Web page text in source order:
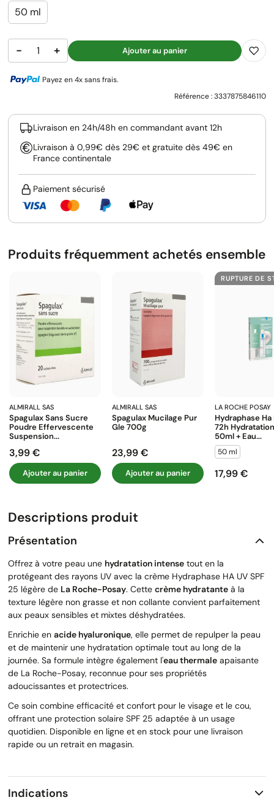
50 ml
− + Ajouter au panier
Payez en 4x sans frais.
Référence :3337875846110
Livraison en 24h/48h en commandant avant 12h
Livraison à 0,99€ dès 29€ et gratuite dès 49€ en
France continentale
Paiement sécurisé
Produits fréquemment achetés ensemble
ALMIRALL SAS
Spagulax Sans Sucre
Poudre Effervescente
Suspension...
Prix
3,99 €
Ajouter au panier
ALMIRALL SAS
Spagulax Mucilage Pur
Gle 700g
Prix
23,99 €
Ajouter au panier
RUPTURE DE
LA ROCHE POSAY
Hydraphase
72h
50ml + Eau...
50 ml
Prix
17,99 €
Descriptions produit
Présentation
Offrez à votre peau une hydratation intense tout en la
protégeant des rayons UV avec la crème Hydraphase HA UV SPF
25 légère de La Roche-Posay. Cette crème hydratante à la
texture légère non grasse et non collante convient parfaitement
aux peaux sensibles et mixtes déshydratées.
Enrichie en acide hyaluronique, elle permet de repulper la peau
et de maintenir une hydratation optimale tout au long de la
journée. Sa formule intègre également l'eau thermale apaisante
de La Roche-Posay, reconnue pour ses propriétés
adoucissantes et protectrices.
Ce soin combine efficacité et confort pour le visage et le cou,
offrant une protection solaire SPF 25 adaptée à un usage
quotidien. Disponible en ligne et en stock pour une livraison
rapide ou un retrait en magasin.
Indications